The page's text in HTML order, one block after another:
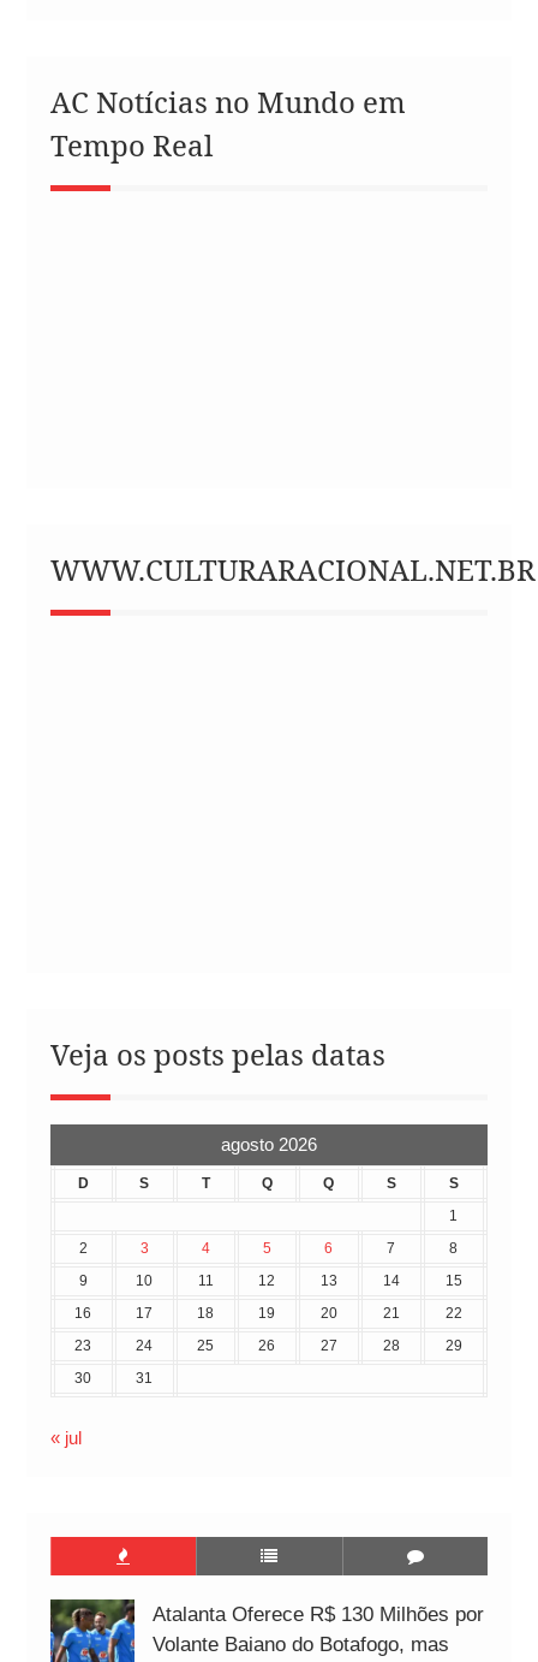
AC Notícias no Mundo em
Tempo Real
WWW.CULTURARACIONAL.NET.BR
Veja os posts pelas datas
agosto 2026
D S T Q Q S
S
1
2
3 4 5 6 7
8
9
10 11 12 13 14
15
16
17 18 19 20 21
22
23
24 25 26 27 28
29
30
31
« jul
Atalanta Oferece R$ 130 Milhões por
Volante Baiano do Botafogo, mas